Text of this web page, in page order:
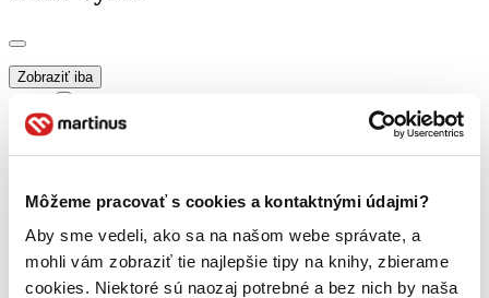
Môžeme pracovať s cookies a kontaktnými údajmi?
Aby sme vedeli, ako sa na našom webe správate, a
mohli vám zobraziť tie najlepšie tipy na knihy, zbierame
cookies. Niektoré sú naozaj potrebné a bez nich by naša
Zobraziť iba
zľavnené tituly (0 titulov)
Dostupnosť
predpredaj (0 titulov)predpredaj
pripravujeme (0 titulov)
pripravujeme
dostupná (bez vypredaných) (0 titulov)
dostupná (bez
vypredaných)